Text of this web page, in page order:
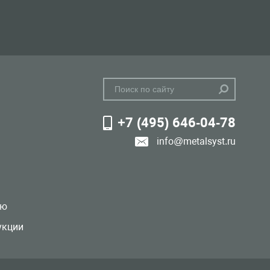
+7 (495) 646-04-78
info@metalsyst.ru